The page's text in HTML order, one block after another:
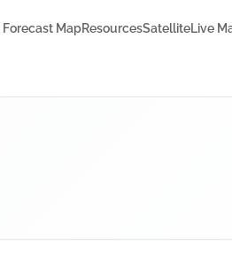
Forecast MapResourcesSatelliteLive